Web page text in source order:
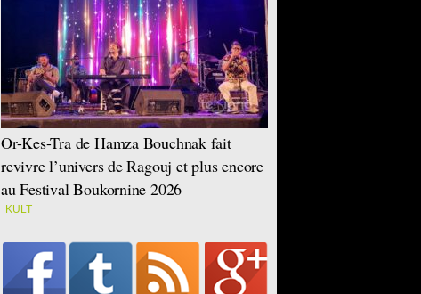
Or-Kes-Tra de Hamza Bouchnak fait
revivre l’univers de Ragouj et plus encore
au Festival Boukornine 2026
KULT